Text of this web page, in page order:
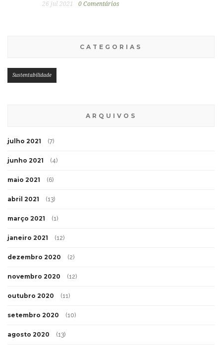
26 jul 2021 0 Comentários
CATEGORIAS
Sustentabilidade
ARQUIVOS
julho 2021 (7)
junho 2021 (4)
maio 2021 (6)
abril 2021 (13)
março 2021 (1)
janeiro 2021 (12)
dezembro 2020 (2)
novembro 2020 (12)
outubro 2020 (11)
setembro 2020 (10)
agosto 2020 (13)